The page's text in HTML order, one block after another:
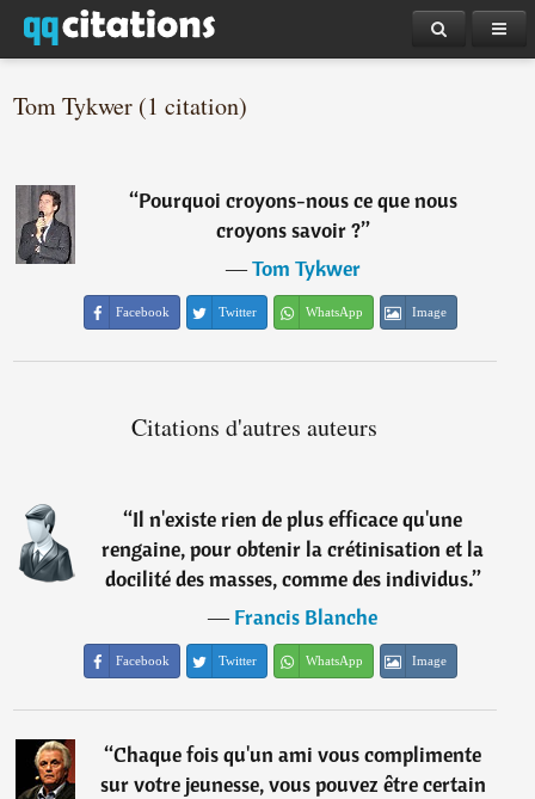
Tom Tykwer (1 citation)
“Pourquoi croyons-nous ce que nous
croyons savoir ?”
―Tom Tykwer
Facebook Twitter WhatsApp Image
Citations d'autres auteurs
“Il n'existe rien de plus efficace qu'une
rengaine, pour obtenir la crétinisation et la
docilité des masses, comme des individus.”
―Francis Blanche
Facebook Twitter WhatsApp Image
“Chaque fois qu'un ami vous complimente
sur votre jeunesse, vous pouvez être certain